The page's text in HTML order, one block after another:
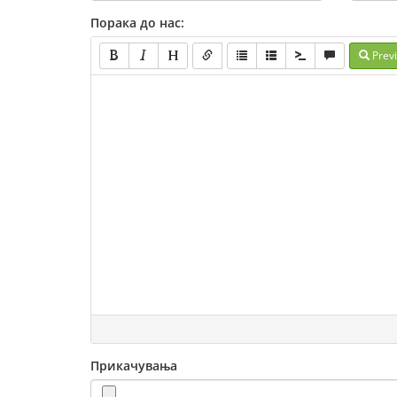
Порака до нас:
Прикачувања